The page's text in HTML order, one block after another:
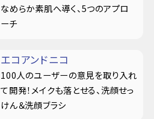
なめらか素肌へ導く、5つのアプロ
ーチ
エコアンドニコ
100人のユーザーの意見を取り入れ
て開発！メイクも落とせる、洗顔せっ
けん＆洗顔ブラシ